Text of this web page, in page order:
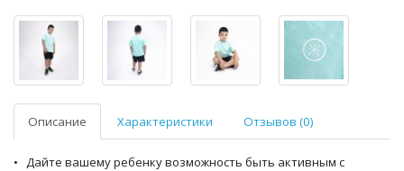
Описание Характеристики Отзывов (0)
• Дайте вашему ребенку возможность быть активным с